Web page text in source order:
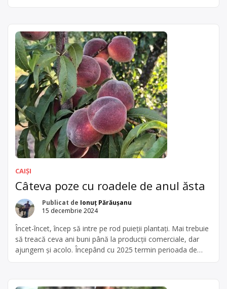
CAIȘI
Câteva poze cu roadele de anul ăsta
Publicat de Ionuț Părăușanu
15 decembrie 2024
Încet-încet, încep să intre pe rod puieții plantați. Mai trebuie
să treacă ceva ani buni până la producții comerciale, dar
ajungem și acolo. Începând cu 2025 termin perioada de